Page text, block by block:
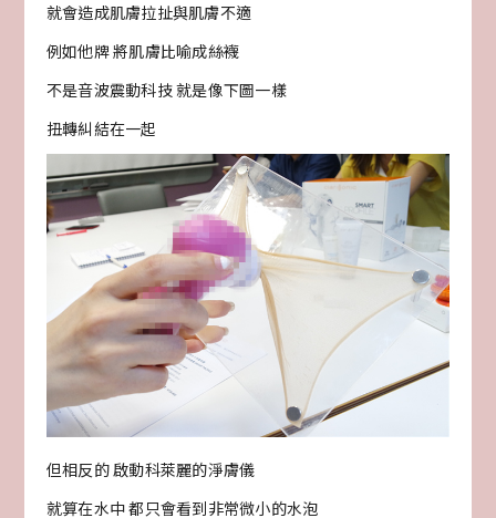
就會造成肌膚拉扯與肌膚不適
例如他牌 將肌膚比喻成絲襪
不是音波震動科技 就是像下圖一樣
扭轉糾結在一起
但相反的 啟動科萊麗的淨膚儀
就算在水中 都只會看到非常微小的水泡